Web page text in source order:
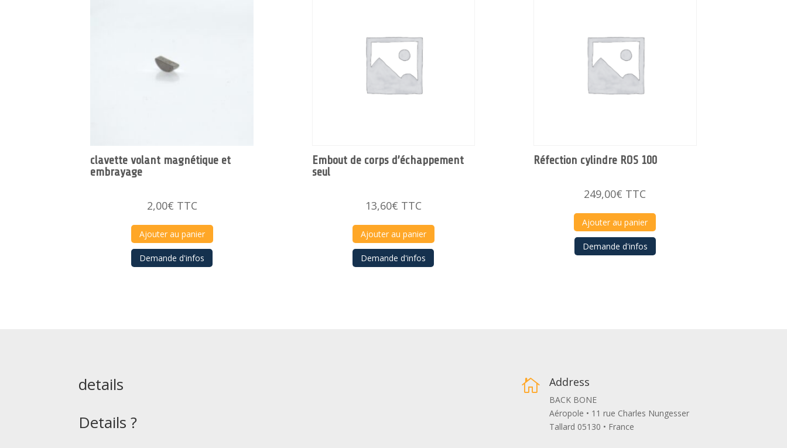
clavette volant magnétique et
embrayage
2,00€ TTC
Ajouter au panier
Demande d'infos
Embout de corps d’échappement
seul
13,60€ TTC
Ajouter au panier
Demande d'infos
Réfection cylindre ROS 100
249,00€ TTC
Ajouter au panier
Demande d'infos
details
Details ?
 Address
BACK BONE
Aéropole • 11 rue Charles Nungesser
Tallard 05130 • France